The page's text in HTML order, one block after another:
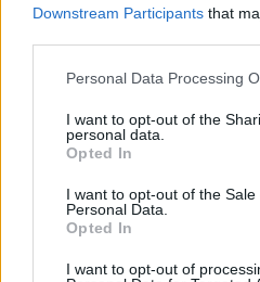
Downstream Participants that
Personal Data Processing
I want to opt-out of the
personal data.
Opted In
I want to opt-out of the Sale
Personal Data.
Opted In
I want to opt-out of
1.179 euro
Esonero dal
integrazione
inps
2021-01-31
SA.59655 - Proroga SA.56966